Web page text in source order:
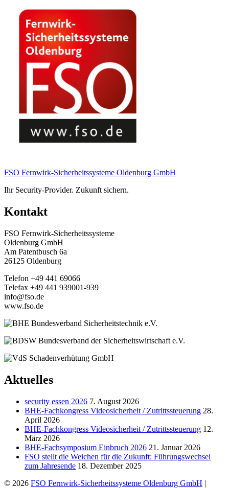
FSO Fernwirk-Sicherheitssysteme Oldenburg GmbH
Ihr Security-Provider. Zukunft sichern.
Kontakt
FSO Fernwirk-Sicherheitssysteme
Oldenburg GmbH
Am Patentbusch 6a
26125 Oldenburg
Telefon +49 441 69066
Telefax +49 441 939001-939
info@fso.de
www.fso.de
Aktuelles
security essen 2026 7. August 2026
BHE-Fachkongress Videosicherheit / Zutrittssteuerung 28.
April 2026
BHE-Fachkongress Videosicherheit / Zutrittssteuerung 12.
März 2026
BHE-Fachsymposium Einbruch 2026 21. Januar 2026
FSO stellt die Weichen für die Zukunft: Führungswechsel
zum Jahresende 18. Dezember 2025
© 2026 FSO Fernwirk-Sicherheitssysteme Oldenburg GmbH |